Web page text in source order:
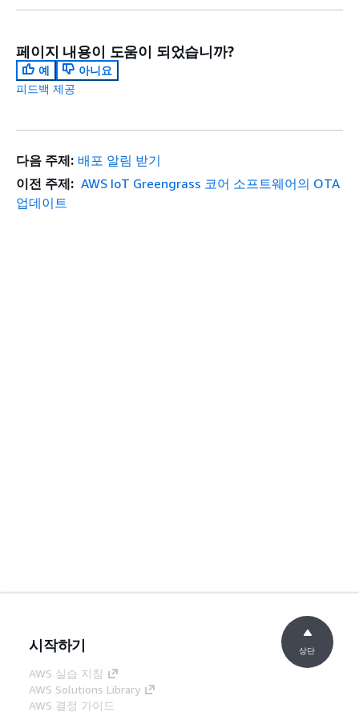
페이지 내용이 도움이 되었습니까?
예
아니요
피드백 제공
다음 주제: 배포 알림 받기
이전 주제: AWS IoT Greengrass 코어 소프트웨어의 OTA
업데이트
시작하기
AWS 실습 지침
AWS Solutions Library
AWS 결정 가이드
상단